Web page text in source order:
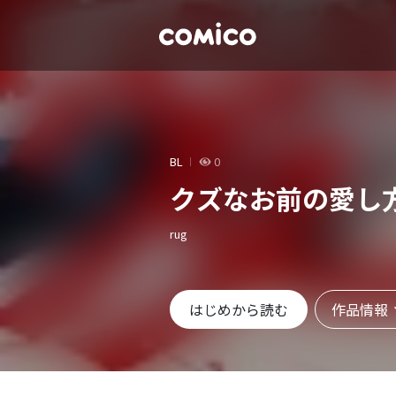
BL 0
クズなお前の愛し
rug
はじめから読む 作品情報